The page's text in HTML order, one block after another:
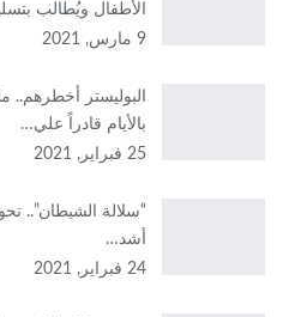
الأطفال ويُطالب
9 مارس, 2021
البوليستر
بالأيام قادراً علي…
25 فبراير, 2021
“سلالة الشيطان”..
أشد…
24 فبراير, 2021